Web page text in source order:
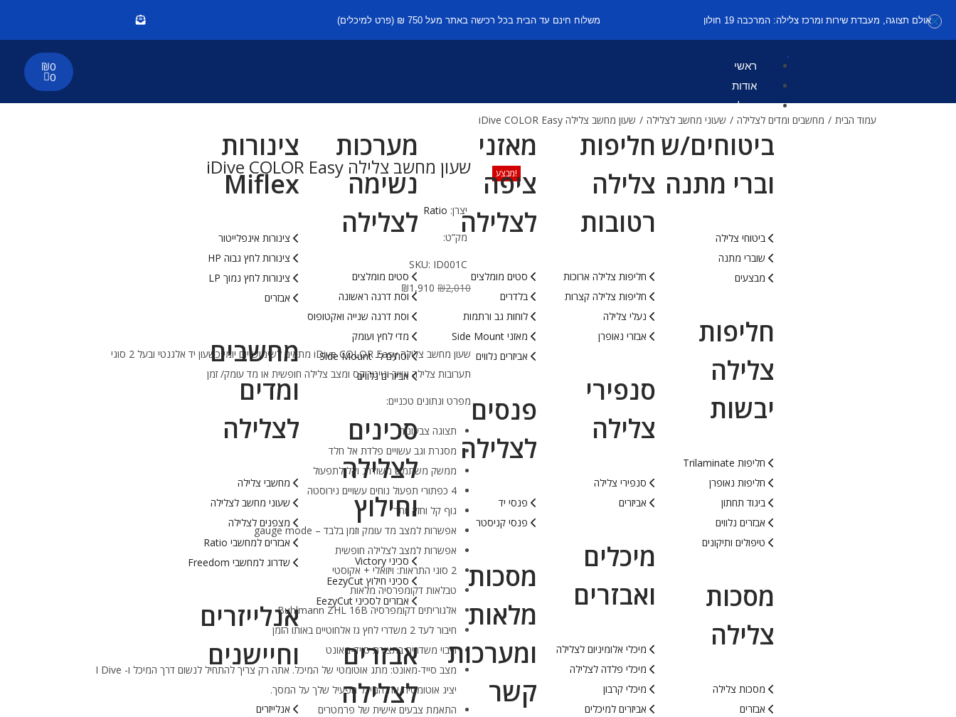
אולם תצוגה, מעבדת שירות ומרכז צלילה: המרכבה 19 חולון משלוח חינם עד הבית בכל רכישה באתר מעל 750 ₪ (פרט למיכלים)
ראשי
אודות
קטלוג
ביטוחים/ש
וברי מתנה
ביטוחי צלילה
שוברי מתנה
מבצעים
חליפות
צלילה
יבשות
חליפות Trilaminate
חליפות נאופרן
ביגוד תחתון
אבזרים נלווים
טיפולים ותיקונים
מסכות
צלילה
מסכות צלילה
אבזרים
חליפות
צלילה
רטובות
חליפות צלילה ארוכות
חליפות צלילה קצרות
נעלי צלילה
אבזרי נאופרן
סנפירי
צלילה
סנפירי צלילה
אביזרים
מיכלים
ואבזרים
מיכלי אלומיניום לצלילה
מיכלי פלדה לצלילה
מיכלי קרבון
אביזרים למיכלים
מאזני
ציפה
לצלילה
סטים מומלצים
בלדרים
לוחות גב ורתמות
מאזני Side Mount
אביזרים נלווים
פנסים
לצלילה
פנסי יד
פנסי קניסטר
מסכות
מלאות
ומערכות
קשר
מערכות
נשימה
לצלילה
סטים מומלצים
וסת דרגה ראשונה
וסת דרגה שנייה ואקטופוס
מדי לחץ ועומק
וסתים ל- Side Mount
אביזרים נלווים
סכינים
לצלילה
וחילוץ
סכיני Victory
סכיני חילוץ EezyCut
אבזרים לסכיני EezyCut
אבזרים
לצלילה
צינורות
Miflex
צינורות אינפלייטור
צינורות לחץ גבוה HP
צינורות לחץ נמוך LP
אבזרים
מחשבים
ומדים
לצלילה
מחשבי צלילה
שעוני מחשב לצלילה
מצפנים לצלילה
אבזרים למחשבי Ratio
שדרוג למחשבי Freedom
אנלייזרים
וחיישנים
אנלייזרים
₪0
0
עמוד הבית / מחשבים ומדים לצלילה / שעוני מחשב לצלילה / שעון מחשב צלילה iDive COLOR Easy
מבצע! שעון מחשב צלילה iDive COLOR Easy
יצרן: Ratio
מק”ט:
SKU: ID001C
₪2,010
₪1,910
שעון מחשב צלילה iDive COLOR Easy מתאים לשימוש יום יומי כשעון יד אלגנטי ובעל 2 סוגי
תערובות צלילה אוויר ונייטרוקס ומצב צלילה חופשית או מד עומק/ זמן
מפרט ונתונים טכניים:
תצוגה צבעונית
מסגרת וגב עשויים פלדת אל חלד
ממשק משתמש משודרג וקל לתפעול
4 כפתורי תפעול נוחים עשויים נירוסטה
גוף קל וחזק יותר
אפשרות למצב מד עומק וזמן בלבד – gauge mode
אפשרות למצב לצלילה חופשית
2 סוגי התראות: ויזואלי + אקוסטי
טבלאות דקומפרסיה מלאות
אלגוריתים דקומפרסיה Buhlmann ZHL 16B
חיבור לעד 2 משדרי לחץ גז אלחוטיים באותו הזמן
ריבוי משדרים בתצורת סייד-מאונט
מצב סייד-מאונט: מתג אוטומטי של המיכל. אתה רק צריך להתחיל לנשום דרך המיכל ו- I Dive
יציג אוטומטית את המיכל הפעיל שלך על המסך.
התאמת צבעים אישית של פרמטרים